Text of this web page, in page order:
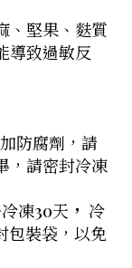
、堅果、麩質
導致過敏反
劑，請
，請密封冷凍
冷凍30天 ， 冷
包裝袋，以免